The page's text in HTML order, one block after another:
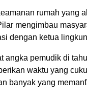
rumah yang
mengimbau
dengan ketua
angka pemudik di
waktu yang
banyak yang